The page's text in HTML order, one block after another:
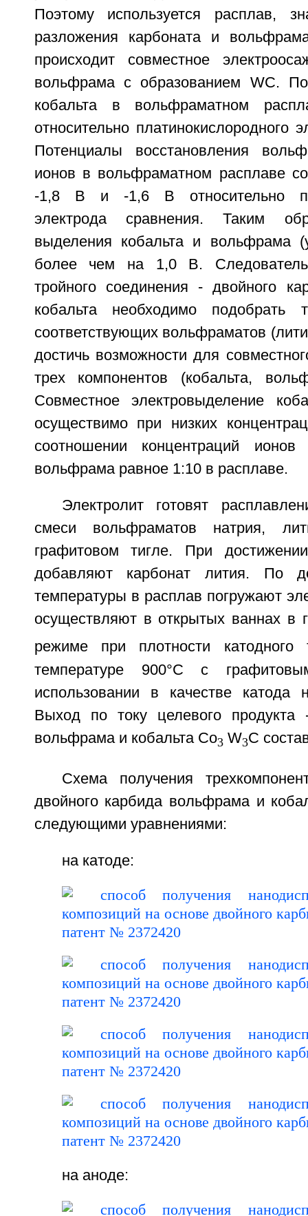
Поэтому используется расплав,
разложения карбоната и
происходит совместное
вольфрама с образованием WC.
кобальта в вольфраматном
относительно платинокислородного
Потенциалы восстановления
ионов в вольфраматном расплаве
-1,8 В и -1,6 В относительно
электрода сравнения. Таким
выделения кобальта и вольфрама
более чем на 1,0 В.
тройного соединения - двойного
кобальта необходимо подобрать
соответствующих вольфраматов
достичь возможности для
трех компонентов (кобальта,
Совместное электровыделение
осуществимо при низких
соотношении концентраций
вольфрама равное 1:10 в расплаве.
Электролит готовят
смеси вольфраматов натрия,
графитовом тигле. При
добавляют карбонат лития. По
температуры в расплав погружают
осуществляют в открытых ваннах в
режиме при плотности
температуре 900°С с
использовании в качестве катода
Выход по току целевого продукта
вольфрама и кобальта Co3 W3C
Схема получения
двойного карбида вольфрама и
следующими уравнениями:
на катоде:
на аноде: